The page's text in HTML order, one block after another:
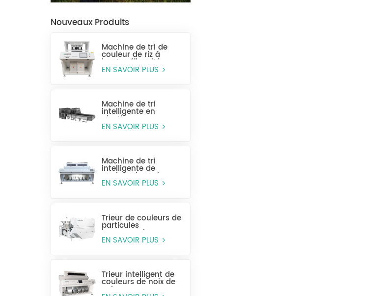
Nouveaux Produits
Machine de tri de
couleur de riz à
haute efficacité
MR128
EN SAVOIR PLUS
Machine de tri
intelligente en
plastique pour
bouteilles entières
EN SAVOIR PLUS
Machine de tri
intelligente de
couleur de grain
CCD MG448
EN SAVOIR PLUS
Trieur de couleurs de
particules
monocouche
(sélection humide)
EN SAVOIR PLUS
Trieur intelligent de
couleurs de noix de
cajou